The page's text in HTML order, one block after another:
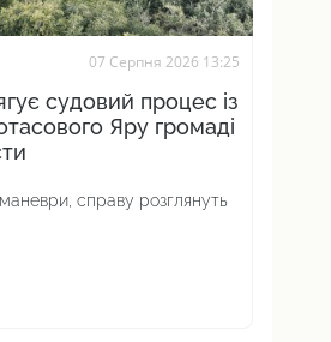
07 Серпня 2026 13:25
судовий процес із
Яру громаді
справу розглянуть